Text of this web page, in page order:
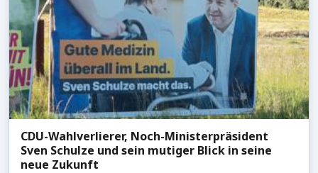
CDU-Wahlverlierer, Noch-Ministerpräsident
Sven Schulze und sein mutiger Blick in seine
neue Zukunft